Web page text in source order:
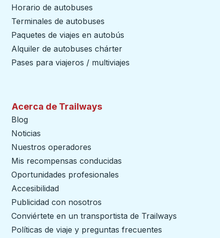
Horario de autobuses
Terminales de autobuses
Paquetes de viajes en autobús
Alquiler de autobuses chárter
Pases para viajeros / multiviajes
Acerca de Trailways
Blog
Noticias
Nuestros operadores
Mis recompensas conducidas
Oportunidades profesionales
Accesibilidad
Publicidad con nosotros
Conviértete en un transportista de Trailways
Políticas de viaje y preguntas frecuentes